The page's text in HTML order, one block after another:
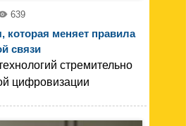
639
которая меняет правила
связи
стремительно
цифровизации